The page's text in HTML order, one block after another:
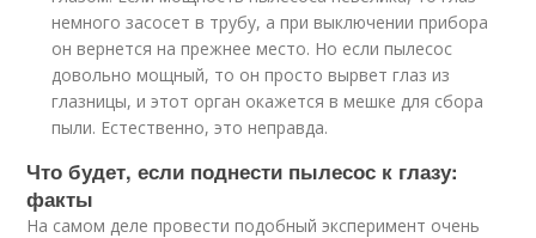
немного засосет в трубу, а при выключении прибора
он вернется на прежнее место. Но если пылесос
довольно мощный, то он просто вырвет глаз из
глазницы, и этот орган окажется в мешке для сбора
пыли. Естественно, это неправда.
Что будет, если поднести пылесос к глазу:
факты
На самом деле провести подобный эксперимент очень